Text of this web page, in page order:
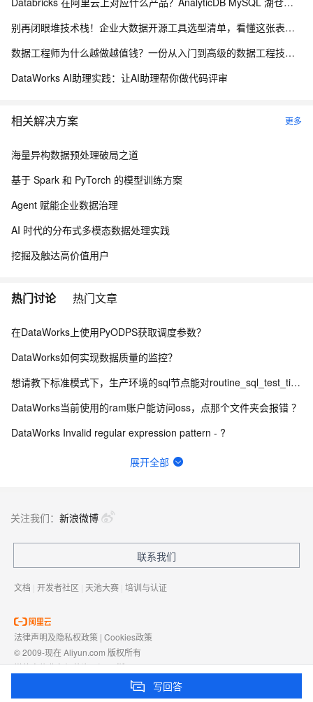
别再闭眼堆技术栈！企业大数据开源工具选型清单，看懂这张表少走3年弯路
数据工程师为什么越做越值钱？一份从入门到高级的数据工程技能树、项目实战与简历升级指南
DataWorks AI助理实践：让AI助理帮你做代码评审
相关解决方案 更多
海量异构数据预处理破局之道
基于 Spark 和 PyTorch 的模型训练方案
Agent 赋能企业数据治理
AI 时代的分布式多模态数据处理实践
挖掘及触达高价值用户
热门讨论 热门文章
在DataWorks上使用PyODPS获取调度参数？
DataWorks如何实现数据质量的监控？
想请教下标准模式下，生产环境的sql节点能对routine_sql_test_tianyi进行sel
DataWorks当前使用的ram账户能访问oss，点那个文件夹会报错 ？
DataWorks Invalid regular expression pattern - ?
DataWorks固定列切分使用示例是什么？
数据来源：com.alibaba.fastjson.JSONException: syntax er
DataWorks开发环境要如何开启自动调度呢 标准版？
展开全部
写回答
关注我们： 新浪微博
联系我们
文档 | 开发者社区 | 天池大赛 | 培训与认证
法律声明及隐私权政策 | Cookies政策
© 2009-现在 Aliyun.com 版权所有
增值电信业务经营许可证： 浙B2-20080101
浙D3-20210002
浙公网安备 33010602009975号浙B2-20080101-4